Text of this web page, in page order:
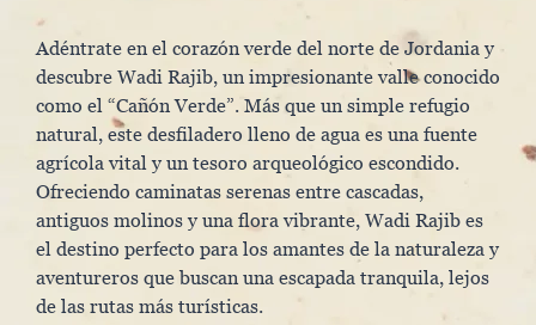
Adéntrate en el corazón verde del norte de Jordania y
descubre Wadi Rajib, un impresionante valle conocido
como el “Cañón Verde”. Más que un simple refugio
natural, este desfiladero lleno de agua es una fuente
agrícola vital y un tesoro arqueológico escondido.
Ofreciendo caminatas serenas entre cascadas,
antiguos molinos y una flora vibrante, Wadi Rajib es
el destino perfecto para los amantes de la naturaleza y
aventureros que buscan una escapada tranquila, lejos
de las rutas más turísticas.